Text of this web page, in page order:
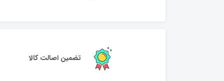
تضمین اصالت کالا